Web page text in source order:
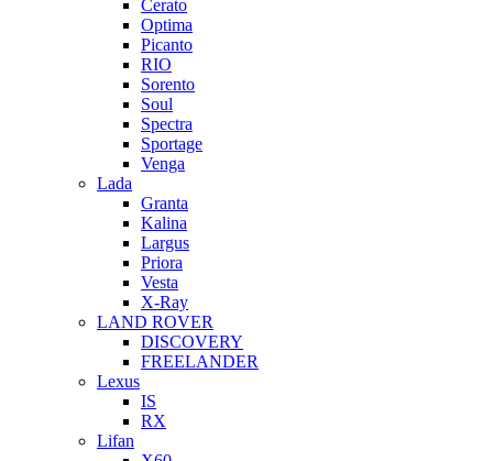
Cerato
Optima
Picanto
RIO
Sorento
Soul
Spectra
Sportage
Venga
Lada
Granta
Kalina
Largus
Priora
Vesta
X-Ray
LAND ROVER
DISCOVERY
FREELANDER
Lexus
IS
RX
Lifan